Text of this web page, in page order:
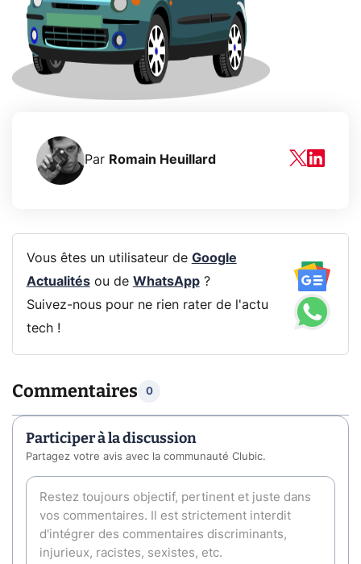
Par Romain Heuillard
Vous êtes un utilisateur de Google
Actualitésou de WhatsApp?
Suivez-nous pour ne rien rater de l'actu
tech !
Commentaires 0
Participer à la discussion
Partagez votre avis avec la communauté Clubic.